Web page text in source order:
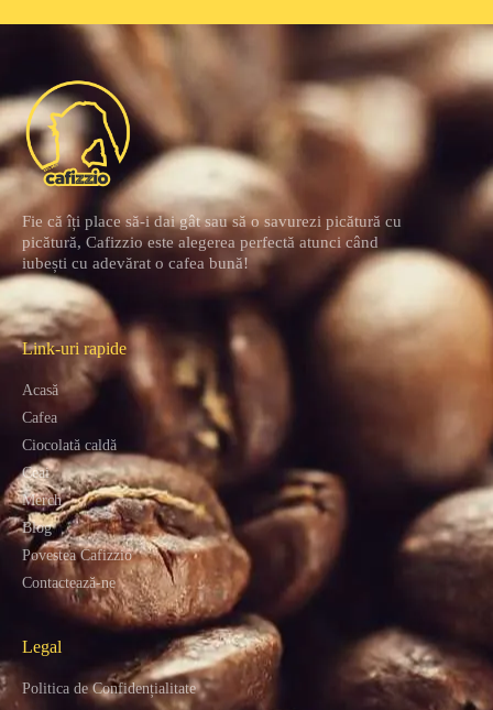
Fie că îți place să-i dai gât sau să o savurezi picătură cu
picătură, Cafizzio este alegerea perfectă atunci când
iubești cu adevărat o cafea bună!
Link-uri rapide
Acasă
Cafea
Ciocolată caldă
Ceai
Merch
Blog
Povestea Cafizzio
Contactează-ne
Legal
Politica de Confidențialitate